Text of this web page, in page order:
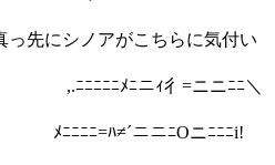
ー彡!
っ先にシノアがこちらに気付い
ｨ彳=ニニﾆﾆ＼
ニニﾆOニﾆﾆﾆi!